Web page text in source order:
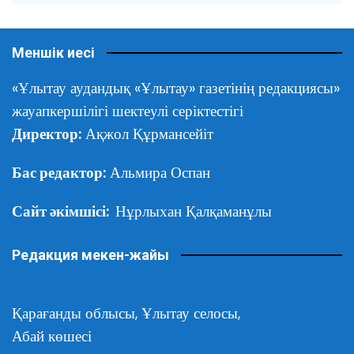
Меншік иесі
«Ұлытау аудандық «Ұлытау» газетінің редакциясы»
жауапкершілігі шектеулі серіктестігі
Директор: Ақжол Құрмансейіт
Бас редактор: Альмира Оспан
Сайт әкімшісі: Нұрлыхан Қалқаманұлы
Редакция мекен-жайы
Қарағанды облысы, Ұлытау селосы,
Абай көшесі